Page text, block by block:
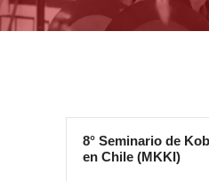
8° Seminario de
en Chile (MKKI)